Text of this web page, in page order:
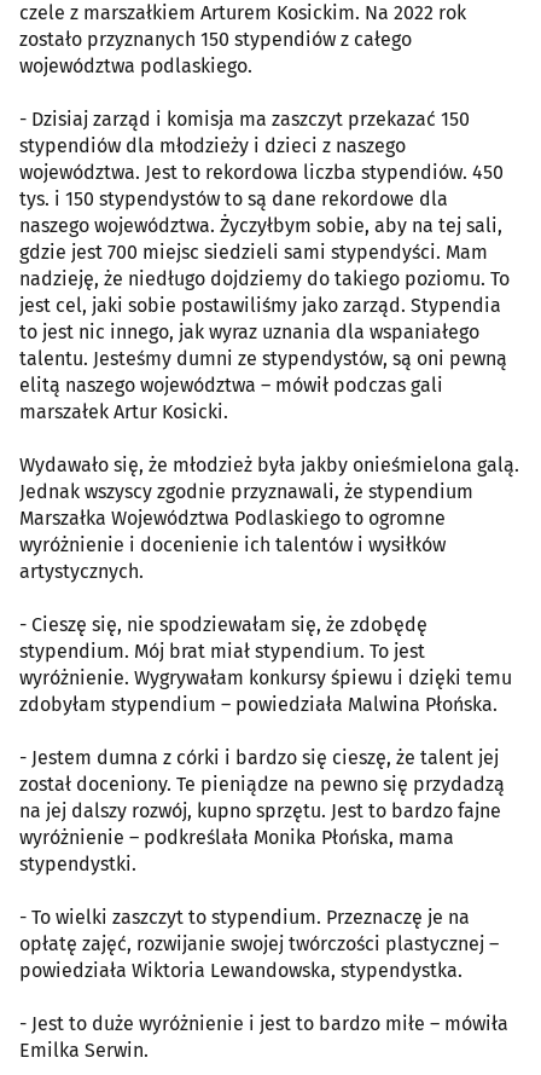
czele z marszałkiem Arturem Kosickim. Na 2022 rok
zostało przyznanych 150 stypendiów z całego
województwa podlaskiego.
- Dzisiaj zarząd i komisja ma zaszczyt przekazać 150
stypendiów dla młodzieży i dzieci z naszego
województwa. Jest to rekordowa liczba stypendiów. 450
tys. i 150 stypendystów to są dane rekordowe dla
naszego województwa. Życzyłbym sobie, aby na tej sali,
gdzie jest 700 miejsc siedzieli sami stypendyści. Mam
nadzieję, że niedługo dojdziemy do takiego poziomu. To
jest cel, jaki sobie postawiliśmy jako zarząd. Stypendia
to jest nic innego, jak wyraz uznania dla wspaniałego
talentu. Jesteśmy dumni ze stypendystów, są oni pewną
elitą naszego województwa – mówił podczas gali
marszałek Artur Kosicki.
Wydawało się, że młodzież była jakby onieśmielona galą.
Jednak wszyscy zgodnie przyznawali, że stypendium
Marszałka Województwa Podlaskiego to ogromne
wyróżnienie i docenienie ich talentów i wysiłków
artystycznych.
- Cieszę się, nie spodziewałam się, że zdobędę
stypendium. Mój brat miał stypendium. To jest
wyróżnienie. Wygrywałam konkursy śpiewu i dzięki temu
zdobyłam stypendium – powiedziała Malwina Płońska.
- Jestem dumna z córki i bardzo się cieszę, że talent jej
został doceniony. Te pieniądze na pewno się przydadzą
na jej dalszy rozwój, kupno sprzętu. Jest to bardzo fajne
wyróżnienie – podkreślała Monika Płońska, mama
stypendystki.
- To wielki zaszczyt to stypendium. Przeznaczę je na
opłatę zajęć, rozwijanie swojej twórczości plastycznej –
powiedziała Wiktoria Lewandowska, stypendystka.
- Jest to duże wyróżnienie i jest to bardzo miłe – mówiła
Emilka Serwin.